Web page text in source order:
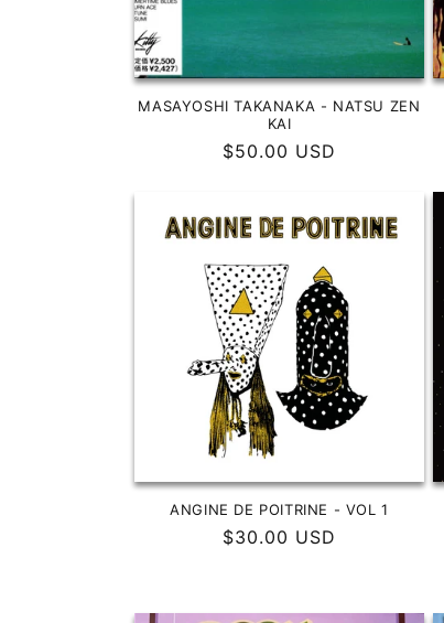
MASAYOSHI TAKANAKA - NATSU ZEN
KAI
Precio
$50.00 USD
ANGINE DE POITRINE - VOL 1
Precio
$30.00 USD